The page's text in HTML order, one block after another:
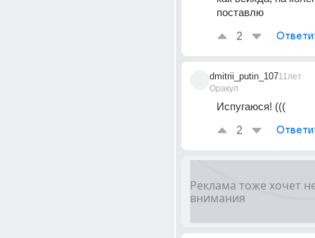
поставлю
2
dmitrii_putin_107
Оракул
11лет
Испугаюся! (((
2